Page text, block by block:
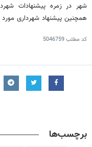
شهر در زمره پیشنهادات
همچنین پیشنهاد شهرداری
کد مطلب5046759
برچسب‌ها